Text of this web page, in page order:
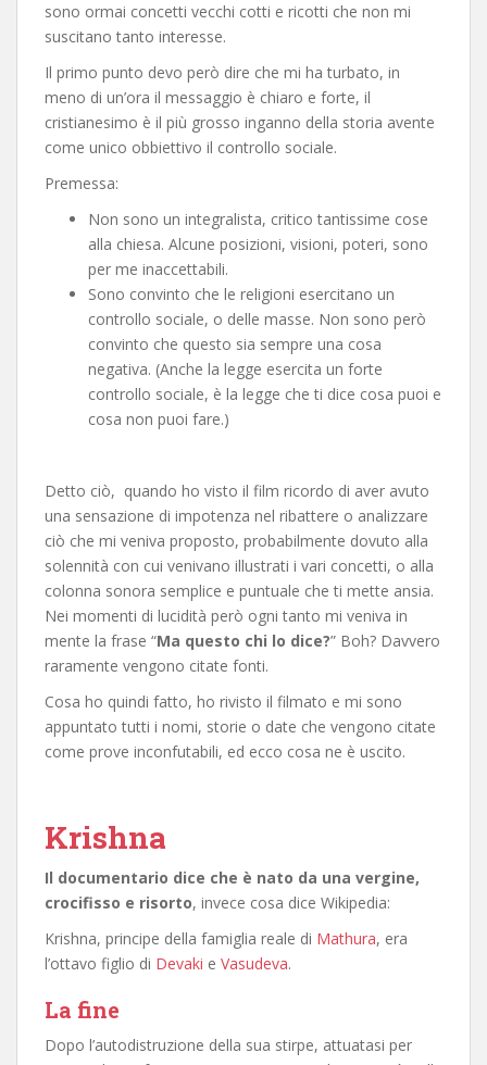
sono ormai concetti vecchi cotti e ricotti che non mi
suscitano tanto interesse.
Il primo punto devo però dire che mi ha turbato, in
meno di un’ora il messaggio è chiaro e forte, il
cristianesimo è il più grosso inganno della storia avente
come unico obbiettivo il controllo sociale.
Premessa:
Non sono un integralista, critico tantissime cose
alla chiesa. Alcune posizioni, visioni, poteri, sono
per me inaccettabili.
Sono convinto che le religioni esercitano un
controllo sociale, o delle masse. Non sono però
convinto che questo sia sempre una cosa
negativa. (Anche la legge esercita un forte
controllo sociale, è la legge che ti dice cosa puoi e
cosa non puoi fare.)
Detto ciò, quando ho visto il film ricordo di aver avuto
una sensazione di impotenza nel ribattere o analizzare
ciò che mi veniva proposto, probabilmente dovuto alla
solennità con cui venivano illustrati i vari concetti, o alla
colonna sonora semplice e puntuale che ti mette ansia.
Nei momenti di lucidità però ogni tanto mi veniva in
mente la frase “Ma questo chi lo dice?” Boh? Davvero
raramente vengono citate fonti.
Cosa ho quindi fatto, ho rivisto il filmato e mi sono
appuntato tutti i nomi, storie o date che vengono citate
come prove inconfutabili, ed ecco cosa ne è uscito.
Krishna
Il documentario dice che è nato da una vergine,
crocifisso e risorto, invece cosa dice Wikipedia:
Krishna, principe della famiglia reale di Mathura, era
l’ottavo figlio di Devaki e Vasudeva.
La fine
Dopo l’autodistruzione della sua stirpe, attuatasi per